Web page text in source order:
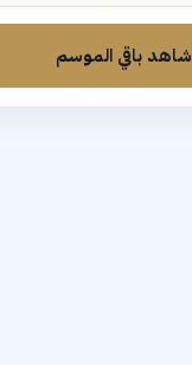
شاهد باقي الموسم